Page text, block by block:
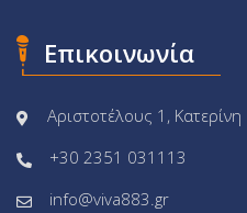
Επικοινωνία
Αριστοτέλους 1, Κατερίνη
+30 2351 031113
info@viva883.gr